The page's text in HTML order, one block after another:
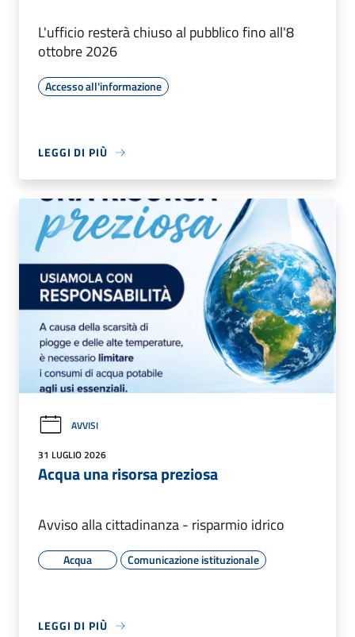
L'ufficio resterà chiuso al pubblico fino all'8
ottobre 2026
Accesso all'informazione
LEGGI DI PIÙ
AVVISI
31 LUGLIO 2026
Acqua una risorsa preziosa
Avviso alla cittadinanza - risparmio idrico
Acqua Comunicazione istituzionale
LEGGI DI PIÙ